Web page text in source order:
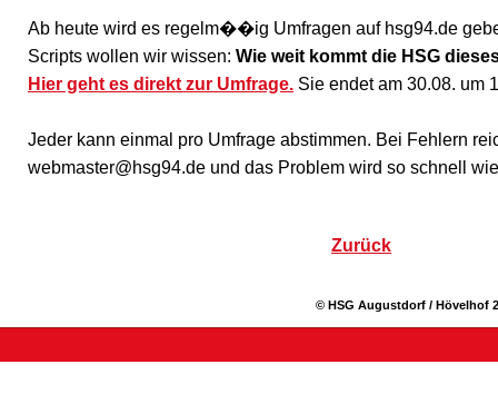
Ab heute wird es regelm��ig Umfragen auf hsg94.de
Scripts wollen wir wissen: Wie weit kommt die HSG
Hier geht es direkt zur Umfrage. Sie endet am 30.08. um
Jeder kann einmal pro Umfrage abstimmen. Bei Fehlern
webmaster@hsg94.de und das Problem wird so schnell
Zurück
© HSG Augustdorf / Hövelhof